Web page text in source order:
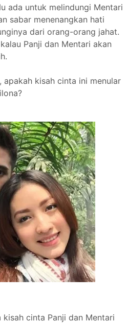
ada untuk melindungi Mentari
sabar menenangkan hati
dari orang-orang jahat.
Panji dan Mentari akan
apakah kisah cinta ini menular
cinta Panji dan Mentari